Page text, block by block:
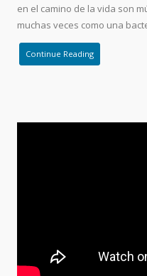
en el camino de la vida son
muchas veces como una
Continue Reading